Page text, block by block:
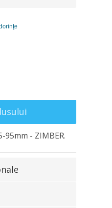
- ZIMBER.